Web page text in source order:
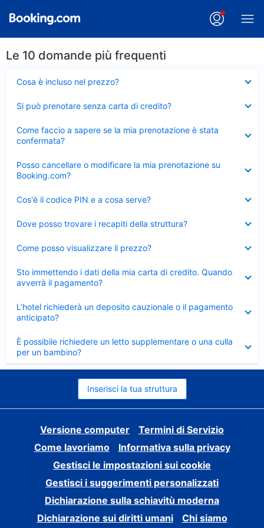
Le 10 domande più frequenti
Cosa è incluso nel prezzo?
chiuso
Si può prenotare senza carta di credito?
chiuso
Come faccio a sapere se la mia prenotazione è stata
confermata?
chiuso
Posso cancellare o modificare la mia prenotazione su
Booking.com?
chiuso
Cos'è il codice PIN e a cosa serve?
chiuso
Dove posso trovare i recapiti della struttura?
chiuso
Come posso visualizzare il prezzo?
chiuso
Sto immettendo i dati della mia carta di credito. Quando
avverrà il pagamento?
chiuso
L’hotel richiederà un deposito cauzionale o il pagamento
anticipato?
chiuso
È possibile richiedere un letto supplementare o una culla
per un bambino?
Elemento
chiuso
Inserisci la tua struttura
Versione computer
Termini di Servizio
Come lavoriamo
Informativa sulla privacy
Gestisci le impostazioni sui cookie
Gestisci i suggerimenti personalizzati
Dichiarazione sulla schiavitù moderna
Dichiarazione sui diritti umani
Chi siamo